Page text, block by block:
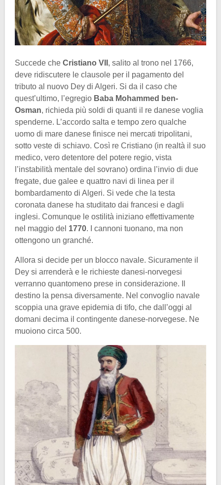
Succede che Cristiano VII , salito al trono nel 1766,
deve ridiscutere le clausole per il pagamento del
tributo al nuovo Dey di Algeri. Si da il caso che
quest’ultimo, l’egregio Baba Mohammed ben-
Osman, richieda più soldi di quanti il re danese voglia
spenderne. L’accordo salta e tempo zero qualche
uomo di mare danese finisce nei mercati tripolitani,
sotto veste di schiavo. Così re Cristiano (in realtà il suo
medico, vero detentore del potere regio, vista
l’instabilità mentale del sovrano) ordina l’invio di due
fregate, due galee e quattro navi di linea per il
bombardamento di Algeri. Si vede che la testa
coronata danese ha studitato dai francesi e dagli
inglesi. Comunque le ostilità iniziano effettivamente
nel maggio del 1770. I cannoni tuonano, ma non
ottengono un granché.
Allora si decide per un blocco navale. Sicuramente il
Dey si arrenderà e le richieste danesi-norvegesi
verranno quantomeno prese in considerazione. Il
destino la pensa diversamente. Nel convoglio navale
scoppia una grave epidemia di tifo, che dall’oggi al
domani decima il contingente danese-norvegese. Ne
muoiono circa 500.